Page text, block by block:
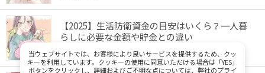
【2025】生活防衛資金の目安はいくら？一人暮
らしに必要な金額や貯金との違い
2025/02/10
当ウェブサイトでは、お客様により良いサービスを提供するため、クッ
キーを利用しています。クッキーの使用に同意いただける場合は「YES」
ボタンをクリックし、詳細およびご不明な点については、弊社のプライ